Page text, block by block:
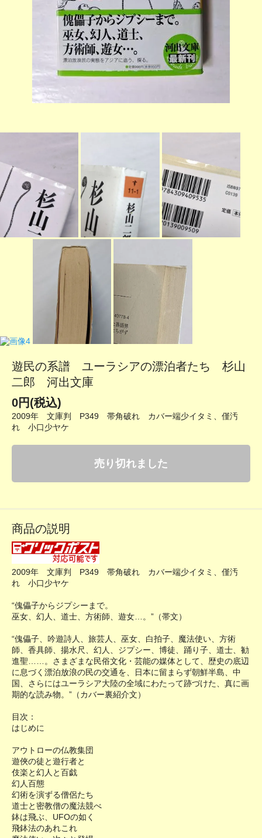
遊民の系譜 ユーラシアの漂泊者たち 杉山
二郎 河出文庫
0円(税込)
2009年 文庫判 P349 帯角破れ カバー端少イタミ、僅汚
れ 小口少ヤケ
売り切れました
商品の説明
2009年 文庫判 P349 帯角破れ カバー端少イタミ、僅汚
れ 小口少ヤケ
“傀儡子からジプシーまで。
巫女、幻人、道士、方術師、遊女…。”（帯文）
“傀儡子、吟遊詩人、旅芸人、巫女、白拍子、魔法使い、方術
師、香具師、揚水尺、幻人、ジプシー、博徒、踊り子、道士、勧
進聖……。さまざまな民俗文化・芸能の媒体として、歴史の底辺
に息づく漂泊放浪の民の交通を、日本に留まらず朝鮮半島、中
国、さらにはユーラシア大陸の全域にわたって跡づけた、真に画
期的な読み物。”（カバー裏紹介文）
目次：
はじめに
アウトローの仏教集団
遊俠の徒と遊行者と
伎楽と幻人と百戯
幻人百態
幻術を演ずる僧侶たち
道士と密教僧の魔法競べ
鉢は飛ぶ、UFOの如く
飛鉢法のあれこれ